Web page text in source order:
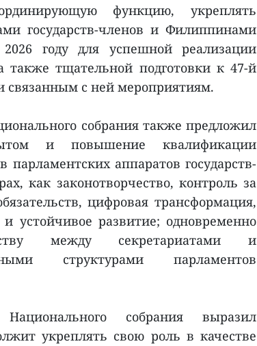
функцию, укреплять
государств-членов и Филиппинами
году для успешной реализации
также тщательной подготовки к 47-й
связанным с ней мероприятиям.
собрания также предложил
и повышение квалификации
парламентских аппаратов государств-
как законотворчество, контроль за
цифровая трансформация,
устойчивое развитие; одновременно
между секретариатами и
структурами парламентов
Национального собрания выразил
укреплять свою роль в качестве